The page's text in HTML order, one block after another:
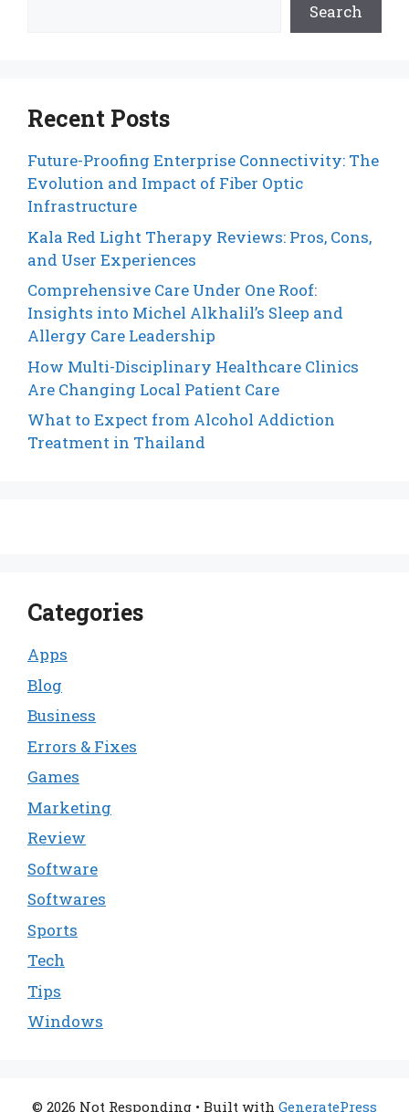
Search
Recent Posts
Future-Proofing Enterprise Connectivity: The
Evolution and Impact of Fiber Optic
Infrastructure
Kala Red Light Therapy Reviews: Pros, Cons,
and User Experiences
Comprehensive Care Under One Roof:
Insights into Michel Alkhalil’s Sleep and
Allergy Care Leadership
How Multi-Disciplinary Healthcare Clinics
Are Changing Local Patient Care
What to Expect from Alcohol Addiction
Treatment in Thailand
Categories
Apps
Blog
Business
Errors & Fixes
Games
Marketing
Review
Software
Softwares
Sports
Tech
Tips
Windows
© 2026 Not Responding • Built with GeneratePress